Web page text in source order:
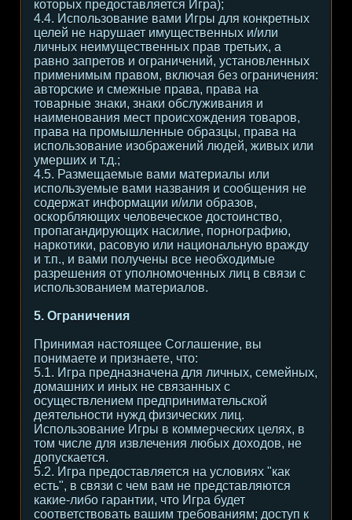
которых предоставляется Игра);
4.4. Использование вами Игры для конкретных
целей не нарушает имущественных и/или
личных неимущественных прав третьих, а
равно запретов и ограничений, установленных
применимым правом, включая без ограничения:
авторские и смежные права, права на
товарные знаки, знаки обслуживания и
наименования мест происхождения товаров,
права на промышленные образцы, права на
использование изображений людей, живых или
умерших и т.д.;
4.5. Размещаемые вами материалы или
используемые вами названия и сообщения не
содержат информации и/или образов,
оскорбляющих человеческое достоинство,
пропагандирующих насилие, порнографию,
наркотики, расовую или национальную вражду
и т.п., и вами получены все необходимые
разрешения от уполномоченных лиц в связи с
использованием материалов.
5. Ограничения
Принимая настоящее Соглашение, вы
понимаете и признаете, что:
5.1. Игра предназначена для личных, семейных,
домашних и иных не связанных с
осуществлением предпринимательской
деятельности нужд физических лиц.
Использование Игры в коммерческих целях, в
том числе для извлечения любых доходов, не
допускается.
5.2. Игра предоставляется на условиях "как
есть", в связи с чем вам не представляются
какие-либо гарантии, что Игра будет
соответствовать вашим требованиям; доступ к